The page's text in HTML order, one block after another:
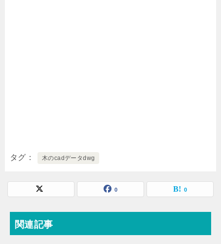
タグ 木のcadデータdwg
0 0
関連記事